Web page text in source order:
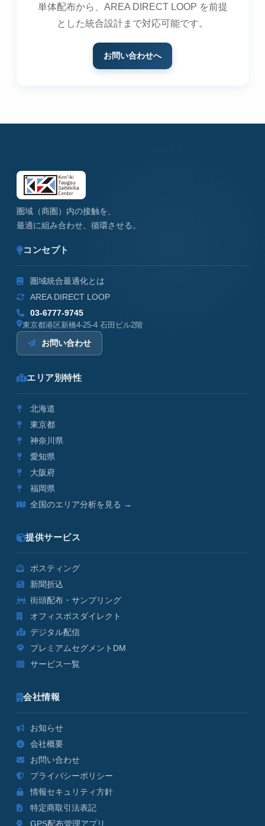
単体配布から、AREA DIRECT LOOP を前提
とした統合設計まで対応可能です。
お問い合わせへ
圏域（商圏）内の接触を、
最適に組み合わせ、循環させる。
コンセプト
圏域統合最適化とは
AREA DIRECT LOOP
03-6777-9745
東京都港区新橋4-25-4 石田ビル2階
お問い合わせ
エリア別特性
北海道
東京都
神奈川県
愛知県
大阪府
福岡県
全国のエリア分析を見る →
提供サービス
ポスティング
新聞折込
街頭配布・サンプリング
オフィスポスダイレクト
デジタル配信
プレミアムセグメントDM
サービス一覧
会社情報
お知らせ
会社概要
お問い合わせ
プライバシーポリシー
情報セキュリティ方針
特定商取引法表記
GPS配布管理アプリ